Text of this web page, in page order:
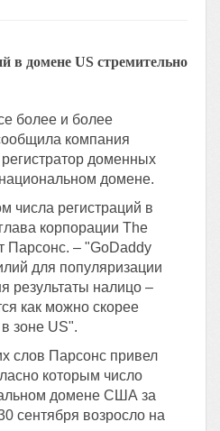
в домене US стремительно
более и более
компания
доменных
домене.
числа регистраций в
корпорации The
Парсонс. – "GoDaddy
для популяризации
результаты налицо –
как можно скорее
зоне US".
слов Парсонс привел
которым число
домене США за
сентября возросло на